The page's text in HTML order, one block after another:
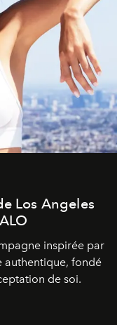
Los Angeles
inspirée par
authentique, fondé
de soi.